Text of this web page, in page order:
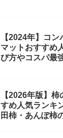
【2024年】コ
マットおすすめ
び方やコスパ最
【2026年版】
すめ人気ランキ
田柿・あんぽ柿